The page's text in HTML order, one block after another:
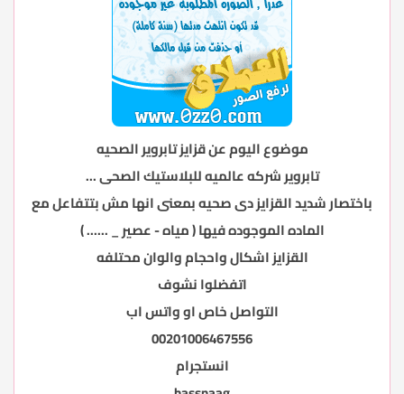
موضوع اليوم عن قزايز تابروير الصحيه
تابروير شركه عالميه للبلاستيك الصحى ...
باختصار شديد القزايز دى صحيه بمعنى انها مش بتتفاعل مع
الماده الموجوده فيها ( مياه - عصير _ ...... )
القزايز اشكال واحجام والوان محتلفه
اتفضلوا نشوف
التواصل خاص او واتس اب
00201006467556
انستجرام